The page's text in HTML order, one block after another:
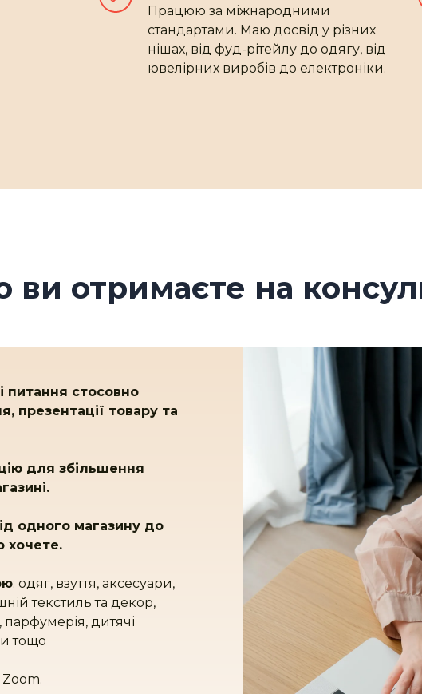
Працюю за міжнародними
стандартами. Маю досвід у різних
нішах, від фуд-рітейлу до одягу, від
ювелірних виробів до електроніки.
ви отримаєте на
питання стосовно
презентації товару та
для збільшення
одного магазину до
хочете.
: одяг, взуття, аксесуари,
текстиль та декор,
парфумерія, дитячі
тощо